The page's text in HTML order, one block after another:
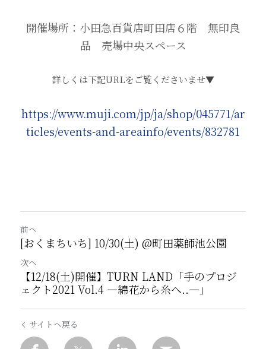
開催場所：小田急百貨店町田店６階　無印良
品　売場中央スペース
詳しくは下記URLをご覧くださいませ▼
https://www.muji.com/jp/ja/shop/045771/ar
ticles/events-and-areainfo/events/832781
前へ
[おくまちいち] 10/30(土) @町田薬師池公園
次へ
【12/18(土)開催】TURN LAND「手のプロジ
ェクト2021 Vol.4 ―綿花から糸へ..―」
サイトへ戻る